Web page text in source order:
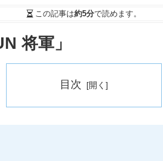
この記事は約5分で読めます。
将軍」
目次